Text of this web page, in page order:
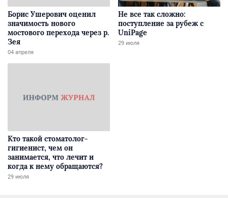
Борис Ушерович оценил
значимость нового
мостового перехода через р.
Зея
04 апреля
Не все так сложно:
поступление за рубеж с
UniPage
29 июля
Кто такой стоматолог-
гигиенист, чем он
занимается, что лечит и
когда к нему обращаются?
29 июля